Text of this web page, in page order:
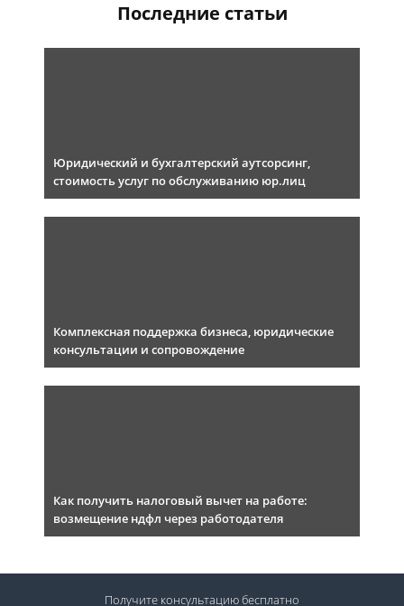
Последние статьи
Юридический и бухгалтерский аутсорсинг,
стоимость услуг по обслуживанию юр.лиц
Комплексная поддержка бизнеса, юридические
консультации и сопровождение
Как получить налоговый вычет на работе:
возмещение ндфл через работодателя
Получите консультациюбесплатно